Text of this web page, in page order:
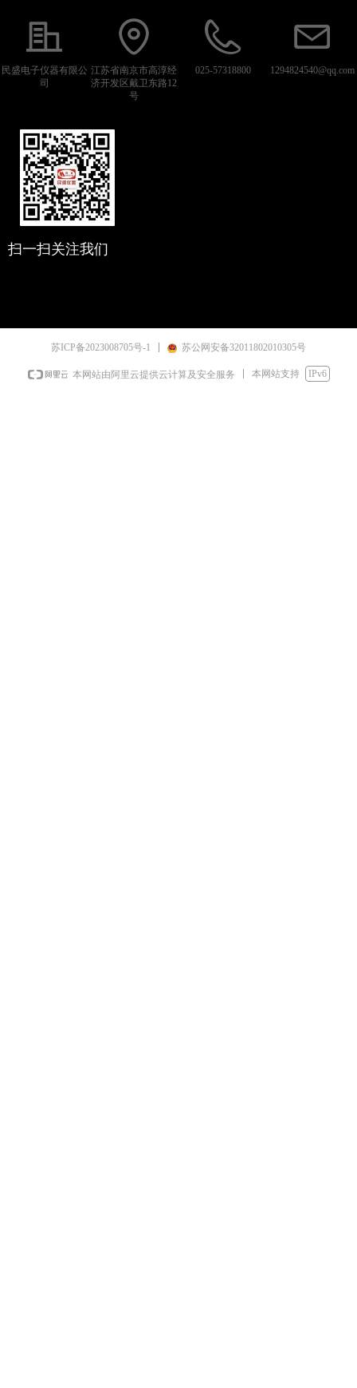
民盛电子仪器有限公
司
江苏省南京市高淳经
济开发区戴卫东路12
号
025-57318800 1294824540@qq.com
扫一扫关注我们
苏ICP备2023008705号-1 苏公网安备32011802010305号
本网站由阿里云提供云计算及安全服务 本网站支持 IPv6